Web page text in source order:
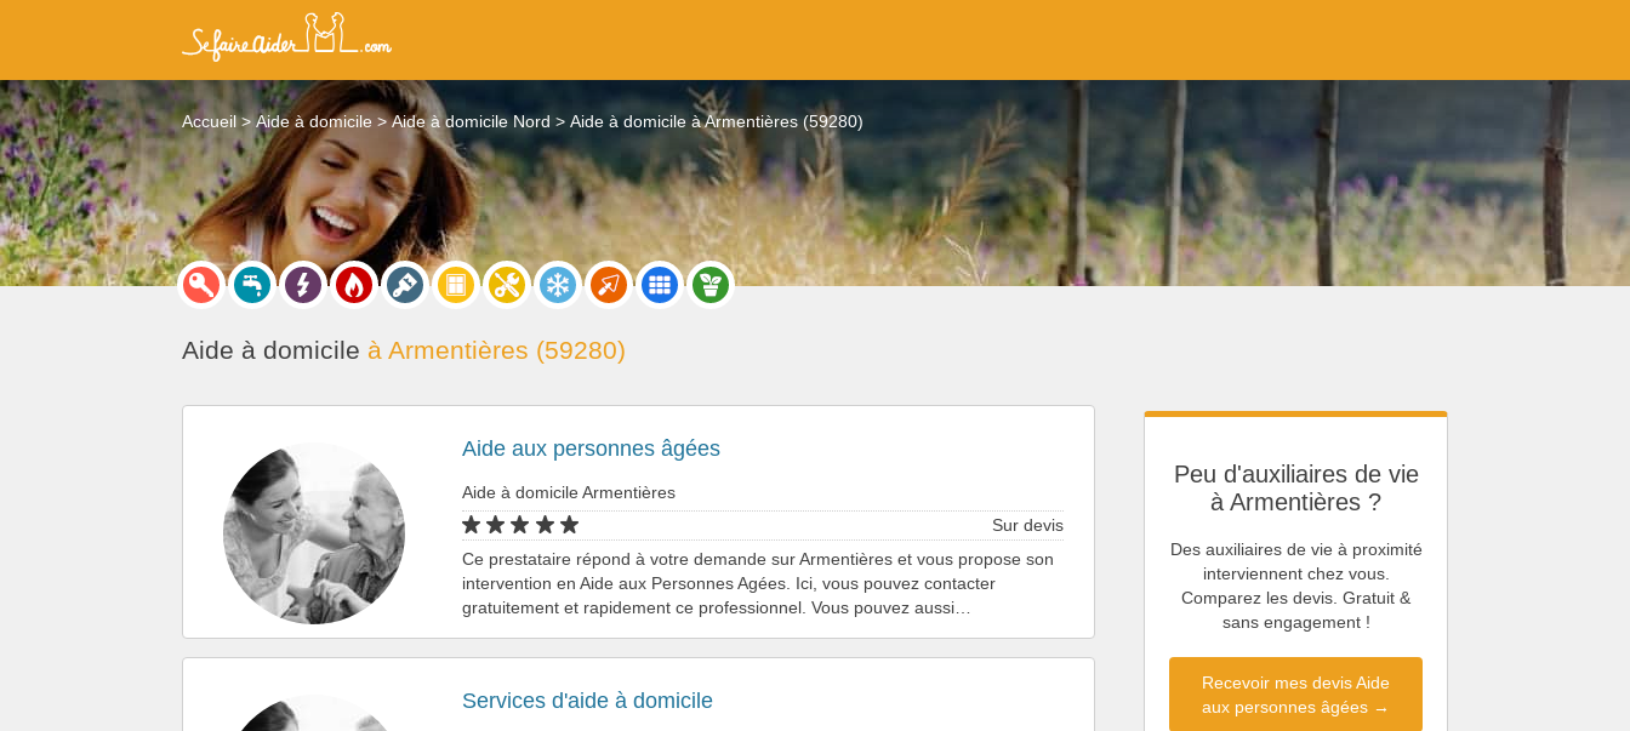
Accueil Aide à domicile Aide à domicile Nord Aide à domicile à Armentières (59280)
Aide à domicile à Armentières (59280)
Peu d'auxiliaires de vie
à Armentières ?
Des auxiliaires de vie à proximité
interviennent chez vous.
Comparez les devis. Gratuit &
sans engagement !
Recevoir mes devis Aide
aux personnes âgées →
Aide aux personnes âgées
Aide à domicile Armentières
Sur devis
Ce prestataire répond à votre demande sur Armentières et vous propose son
intervention en Aide aux Personnes Agées. Ici, vous pouvez contacter
gratuitement et rapidement ce professionnel. Vous pouvez aussi…
Services d'aide à domicile